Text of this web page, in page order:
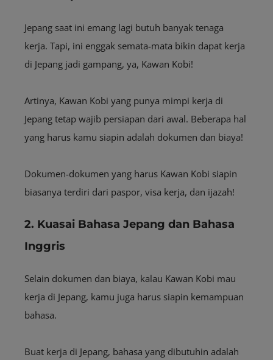
Jepang saat ini emang lagi butuh banyak tenaga
kerja. Tapi, ini enggak semata-mata bikin dapat kerja
di Jepang jadi gampang, ya, Kawan Kobi!
Artinya, Kawan Kobi yang punya mimpi kerja di
Jepang tetap wajib persiapan dari awal. Beberapa hal
yang harus kamu siapin adalah dokumen dan biaya!
Dokumen-dokumen yang harus Kawan Kobi siapin
biasanya terdiri dari paspor, visa kerja, dan ijazah!
2. Kuasai Bahasa Jepang dan Bahasa
Inggris
Selain dokumen dan biaya, kalau Kawan Kobi mau
kerja di Jepang, kamu juga harus siapin kemampuan
bahasa.
Buat kerja di Jepang, bahasa yang dibutuhin adalah